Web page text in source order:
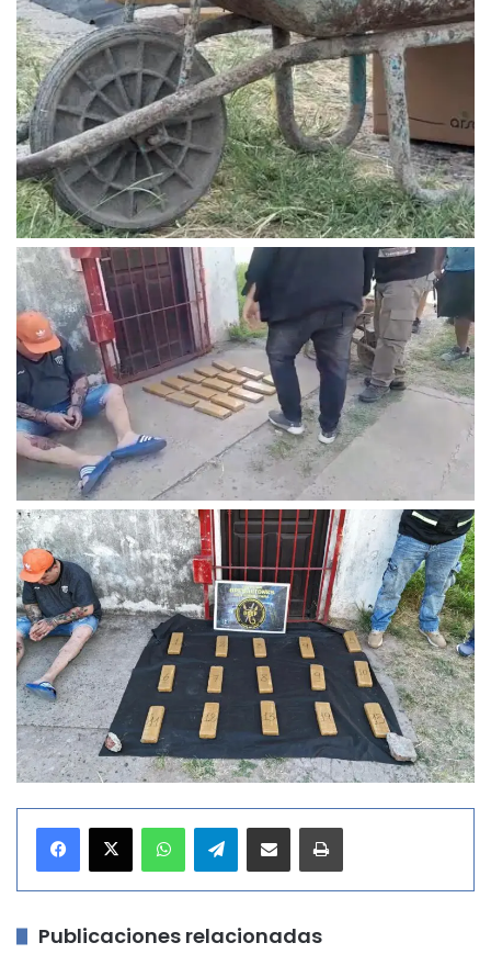
Telegram
Publicaciones relacionadas